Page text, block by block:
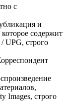
с
и
содержит
UPG, строго
Images, строго